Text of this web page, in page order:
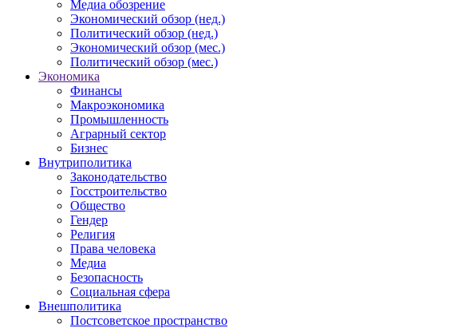
Медиа обозрение
Экономический обзор (нед.)
Политический обзор (нед.)
Экономический обзор (мес.)
Политический обзор (мес.)
Экономика
Финансы
Макроэкономика
Промышленность
Аграрный сектор
Бизнес
Внутриполитика
Законодательство
Госстроительство
Общество
Гендер
Религия
Права человека
Медиа
Безопасность
Социальная сфера
Внешполитика
Постсоветское пространство